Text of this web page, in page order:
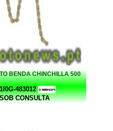
BENDA CHINCHILLA 500
483012
CONSULTA